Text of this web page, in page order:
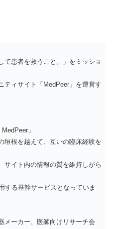
て患者を救うこと。」をミッショ
ティサイト「MedPeer」を運営す
」
垣根を越えて、互いの臨床経験を
サイト内の情報の質を維持しがら
する基幹サービスとなっていま
メーカー、医師向けリサーチ会